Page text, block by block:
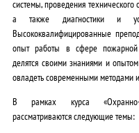
системы, проведения
а также диагностики и
Высококвалифицированные
опыт работы в сфере пожарной
делятся своими знаниями и
овладеть современными методами
В рамках курса «Охранно-
рассматриваются следующие темы: